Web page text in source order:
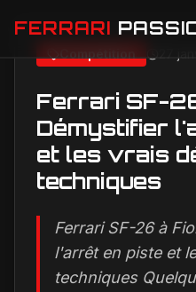
FERRARI
Actualités
Modèles
Compétition
Lifestyle
Image
Compétition
Ferrari SF-
Démystifier
et les vrais
techniques
Ferrari SF-26 à
l'arrêt en piste et
techniques